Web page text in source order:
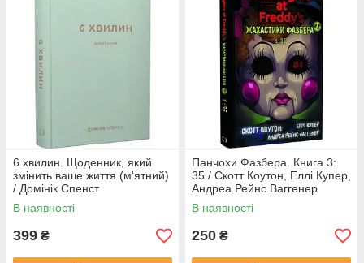
6 хвилин. Щоденник, який
змінить ваше життя (м'ятний)
/ Домінік Спенст
В наявності
399 ₴
Панчохи Фазбера. Книга 3:
35 / Скотт Коутон, Еллі Купер,
Андреа Рейнс Ваггенер
В наявності
250 ₴